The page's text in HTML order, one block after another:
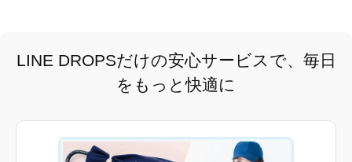
LINE DROPSだけの安心サービスで、毎日
をもっと快適に